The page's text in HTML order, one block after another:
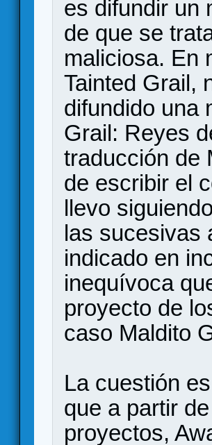
es difundir un
de que se
maliciosa. En
Tainted Grail,
difundido una
Grail: Reyes
traducción de
de escribir el
llevo
las sucesivas
indicado en
inequívoca
proyecto de
caso Maldito
La cuestión
que a partir
proyectos,